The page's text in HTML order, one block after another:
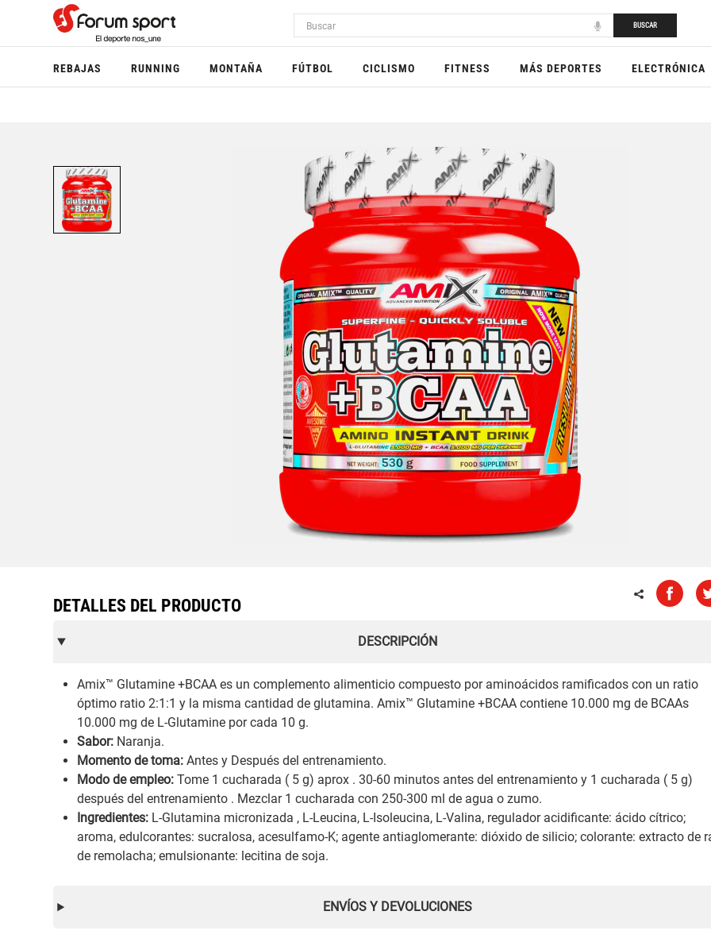
BUSCAR
REBAJAS RUNNING MONTAÑA FÚTBOL CICLISMO FITNESS MÁS DEPORTES ELECTRÓNICA
DETALLES DEL PRODUCTO
DESCRIPCIÓN
Amix™ Glutamine +BCAA es un complemento alimenticio compuesto por aminoácidos ramificados con un ratio
óptimo ratio 2:1:1 y la misma cantidad de glutamina. Amix™ Glutamine +BCAA contiene 10.000 mg de BCAAs
10.000 mg de L-Glutamine por cada 10 g.
Sabor: Naranja.
Momento de toma: Antes y Después del entrenamiento.
Modo de empleo: Tome 1 cucharada ( 5 g) aprox . 30-60 minutos antes del entrenamiento y 1 cucharada ( 5 g)
después del entrenamiento . Mezclar 1 cucharada con 250-300 ml de agua o zumo.
Ingredientes: L-Glutamina micronizada , L-Leucina, L-Isoleucina, L-Valina, regulador acidificante: ácido cítrico;
aroma, edulcorantes: sucralosa, acesulfamo-K; agente antiaglomerante: dióxido de silicio; colorante: extracto de
de remolacha; emulsionante: lecitina de soja.
ENVÍOS Y DEVOLUCIONES